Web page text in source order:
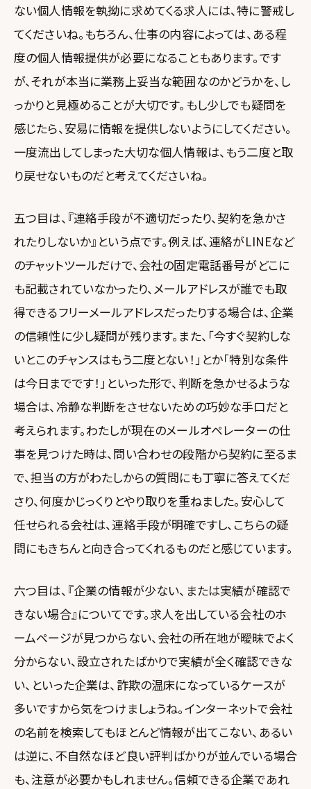
ない個人情報を執拗に求めてくる求人には、特に警戒し
てくださいね。もちろん、仕事の内容によっては、ある程
度の個人情報提供が必要になることもあります。です
が、それが本当に業務上妥当な範囲なのかどうかを、し
っかりと見極めることが大切です。もし少しでも疑問を
感じたら、安易に情報を提供しないようにしてください。
一度流出してしまった大切な個人情報は、もう二度と取
り戻せないものだと考えてくださいね。
五つ目は、『連絡手段が不適切だったり、契約を急かさ
れたりしないか』という点です。例えば、連絡がLINEなど
のチャットツールだけで、会社の固定電話番号がどこに
も記載されていなかったり、メールアドレスが誰でも取
得できるフリーメールアドレスだったりする場合は、企業
の信頼性に少し疑問が残ります。また、「今すぐ契約しな
いとこのチャンスはもう二度とない！」とか「特別な条件
は今日までです！」といった形で、判断を急かせるような
場合は、冷静な判断をさせないための巧妙な手口だと
考えられます。わたしが現在のメールオペレーターの仕
事を見つけた時は、問い合わせの段階から契約に至るま
で、担当の方がわたしからの質問にも丁寧に答えてくだ
さり、何度かじっくりとやり取りを重ねました。安心して
任せられる会社は、連絡手段が明確ですし、こちらの疑
問にもきちんと向き合ってくれるものだと感じています。
六つ目は、『企業の情報が少ない、または実績が確認で
きない場合』についてです。求人を出している会社のホ
ームページが見つからない、会社の所在地が曖昧でよく
分からない、設立されたばかりで実績が全く確認できな
い、といった企業は、詐欺の温床になっているケースが
多いですから気をつけましょうね。インターネットで会社
の名前を検索してもほとんど情報が出てこない、あるい
は逆に、不自然なほど良い評判ばかりが並んでいる場合
も、注意が必要かもしれません。信頼できる企業であれ